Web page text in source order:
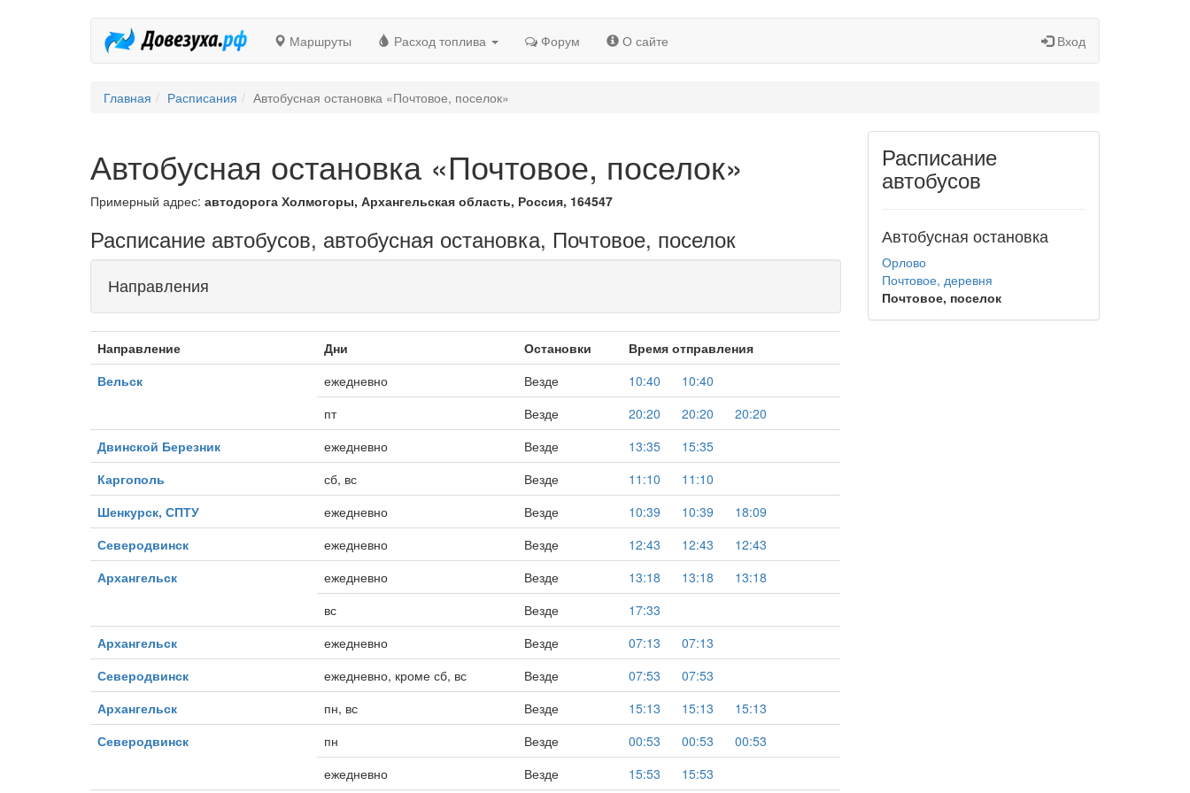
Маршруты Расход топлива Форум О сайте Вход
Главная Расписания Автобусная остановка «Почтовое, поселок»
Автобусная остановка «Почтовое, поселок»
Примерный адрес: автодорога Холмогоры, Архангельская область, Россия, 164547
Расписание автобусов, автобусная остановка, Почтовое, поселок
Направления
Направление Дни Остановки
Время отправления
Вельск
ежедневно Везде 10:40
10:40
пт
Везде 20:20 20:20
20:20
Двинской Березник
ежедневно Везде 13:35
15:35
Каргополь
сб, вс Везде 11:10
11:10
Шенкурск, СПТУ
ежедневно Везде 10:39 10:39
18:09
Северодвинск
ежедневно Везде 12:43 12:43
12:43
Архангельск
ежедневно Везде 13:18 13:18
13:18
вс
Везде
17:33
Архангельск
ежедневно Везде 07:13
07:13
Северодвинск
ежедневно, кроме сб, вс Везде 07:53
07:53
Архангельск
пн, вс Везде 15:13 15:13
15:13
Северодвинск
пн Везде 00:53 00:53
00:53
ежедневно
Везде 15:53
15:53
Расписание
автобусов
Автобусная остановка
Орлово
Почтовое, деревня
Почтовое, поселок